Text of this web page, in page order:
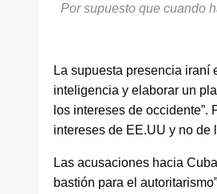
Por supuesto que cuando
La supuesta presencia iraní
inteligencia y elaborar un
los intereses de
intereses de EE.UU y no de
Las acusaciones hacia
bastión para el